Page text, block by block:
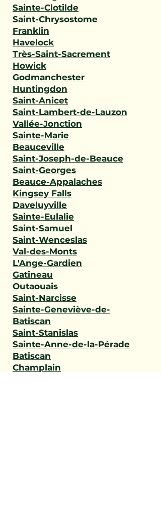
Sainte-Clotilde
Saint-Chrysostome
Franklin
Havelock
Très-Saint-Sacrement
Howick
Godmanchester
Huntingdon
Saint-Anicet
Saint-Lambert-de-Lauzon
Vallée-Jonction
Sainte-Marie
Beauceville
Saint-Joseph-de-Beauce
Saint-Georges
Beauce-Appalaches
Kingsey Falls
Daveluyville
Sainte-Eulalie
Saint-Samuel
Saint-Wenceslas
Val-des-Monts
L'Ange-Gardien
Gatineau
Outaouais
Saint-Narcisse
Sainte-Geneviève-de-
Batiscan
Saint-Stanislas
Sainte-Anne-de-la-Pérade
Batiscan
Champlain